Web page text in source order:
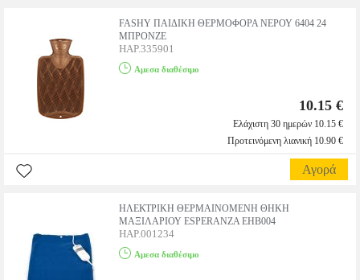
FASHY ΠΑΙΔΙΚΗ ΘΕΡΜΟΦΟΡΑ ΝΕΡΟΥ 6404 24
ΜΠΡΟΝΖΕ
HAP.335901
Αμεσα διαθέσιμο
10.15 €
Ελάχιστη 30 ημερών 10.15 €
Προτεινόμενη λιανική 10.90 €
Αγορά
ΗΛΕΚΤΡΙΚΗ ΘΕΡΜΑΙΝΟΜΕΝΗ ΘΗΚΗ
ΜΑΞΙΛΑΡΙΟΥ ESPERANZA EHB004
HAP.001234
Αμεσα διαθέσιμο